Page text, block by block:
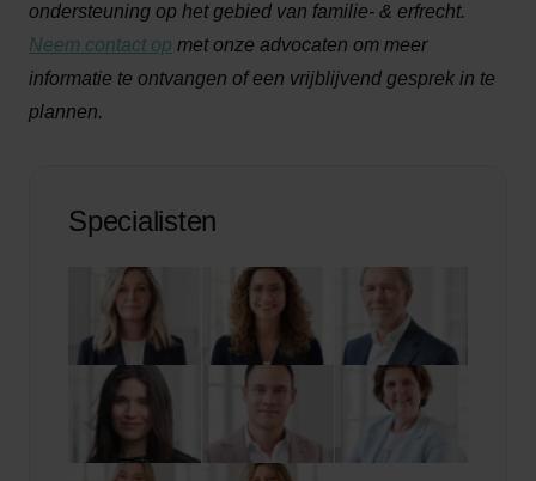
ondersteuning op het gebied van familie- & erfrecht.
Neem contact op met onze advocaten om meer
informatie te ontvangen of een vrijblijvend gesprek in te
plannen.
Specialisten